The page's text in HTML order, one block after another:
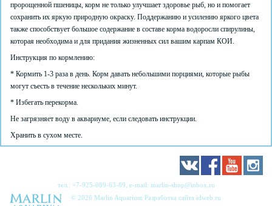
пророщенной пшеницы, корм не только улучшает здоровье рыб, но и помогает
сохранить их яркую природную окраску. Поддержанию и усилению яркого цвета
также способствует большое содержание в составе корма водоросли спирулины,
которая необходима и для придания жизненных сил вашим карпам КОИ.
Инструкция по кормлению:
* Кормить 1-3 раза в день. Корм давать небольшими порциями, которые рыбы
могут съесть в течение нескольких минут.
* Избегать перекорма.
Не загрязняет воду в аквариуме, если следовать инструкции.
Хранить в сухом месте.
тел.: +7-925-089-63-89, e-mail: marlin-shop@inbox.ru
© 2026 Marlin Aquarium Разработка сайта idweb.ru